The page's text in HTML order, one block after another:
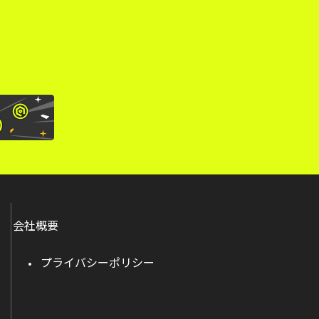
会社概要
プライバシーポリシー